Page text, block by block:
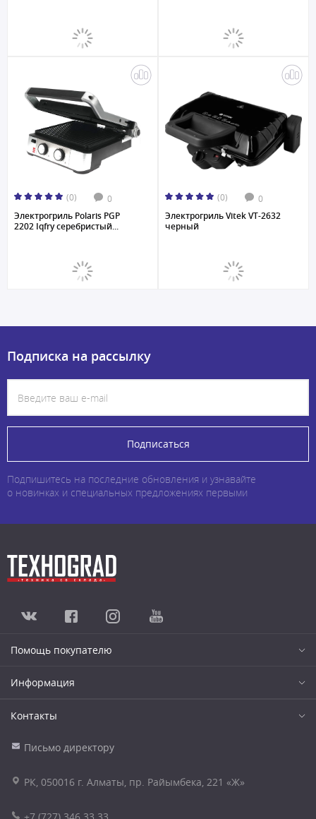
(0) 0
Электрогриль Polaris PGP
2202 Iqfry серебристый...
(0) 0
Электрогриль Vitek VT-2632
черный
Подписка на рассылку
Подписаться
Подпишитесь на последние обновления и узнавайте
о новинках и специальных предложениях первыми
Помощь покупателю
Информация
Контакты
Письмо директору
РК, 050016 г. Алматы, пр. Райымбека, 221 «Ж»